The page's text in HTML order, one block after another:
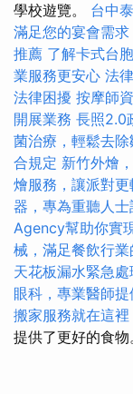
學校遊覽。 台中
滿足您的宴會需求
推薦 了解卡式台
業服務更安心 法
法律困擾 按摩師
開展業務 長照2.0
菌治療，輕鬆去除
合規定 新竹外燴
燴服務，讓派對更
器，專為重聽人
Agency幫助你實
械，滿足餐飲行
天花板漏水緊急
眼科，專業醫師
搬家服務就在這裡
提供了更好的食物